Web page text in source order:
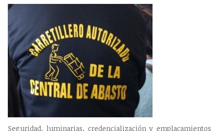
Seguridad, luminarias, credencialización y emplacamientos